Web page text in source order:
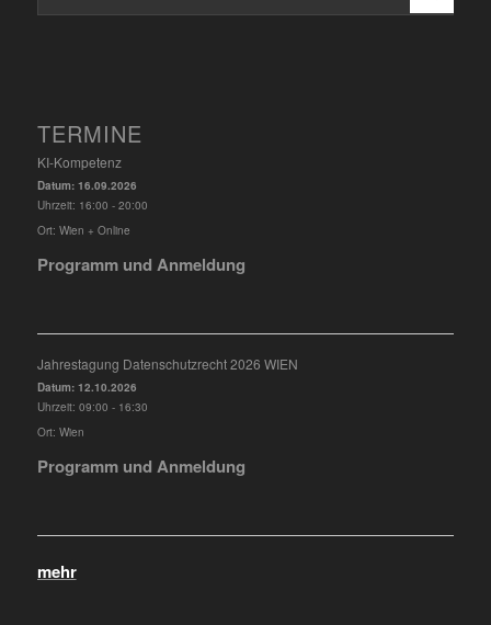
TERMINE
KI-Kompetenz
Datum: 16.09.2026
Uhrzeit: 16:00 - 20:00
Ort: Wien + Online
Programm und Anmeldung
Jahrestagung Datenschutzrecht 2026 WIEN
Datum: 12.10.2026
Uhrzeit: 09:00 - 16:30
Ort: Wien
Programm und Anmeldung
mehr